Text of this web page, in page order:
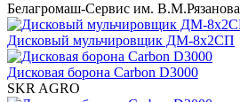
Белагромаш-Сервис им. В.М.Рязанова
Дисковый мульчировщик ДМ-8х2СП
Дисковая борона Carbon D3000
SKR AGRO